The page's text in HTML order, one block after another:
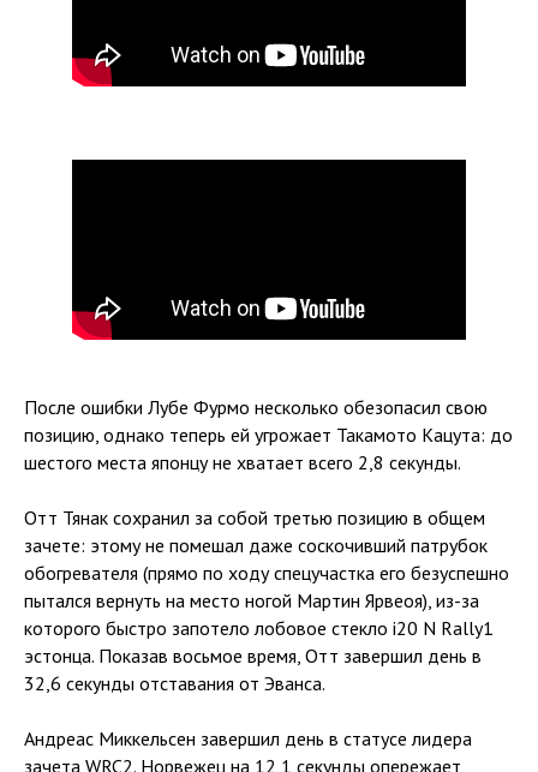
После ошибки Лубе Фурмо несколько обезопасил свою
позицию, однако теперь ей угрожает Такамото Кацута: до
шестого места японцу не хватает всего 2,8 секунды.
Отт Тянак сохранил за собой третью позицию в общем
зачете: этому не помешал даже соскочивший патрубок
обогревателя (прямо по ходу спецучастка его безуспешно
пытался вернуть на место ногой Мартин Ярвеоя), из-за
которого быстро запотело лобовое стекло i20 N Rally1
эстонца. Показав восьмое время, Отт завершил день в
32,6 секунды отставания от Эванса.
Андреас Миккельсен завершил день в статусе лидера
зачета WRC2. Норвежец на 12,1 секунды опережает